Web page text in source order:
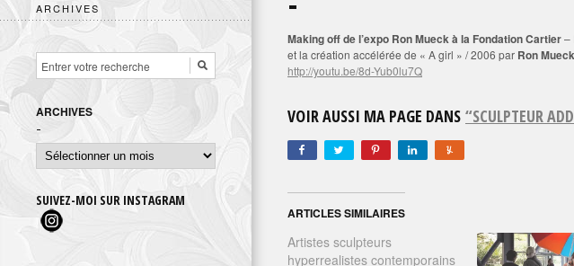
ARCHIVES
ARCHIVES
Archives
SUIVEZ-MOI SUR INSTAGRAM
Making off de l’expo Ron Mueck à la Fondation Cartier–
et la création accélérée de « A girl » / 2006 par Ron Mueck
http://youtu.be/8d-Yub0lu7Q
VOIR AUSSI MA PAGE DANS “SCULPTEUR
ARTICLES SIMILAIRES
Artistes sculpteurs
hyperrealistes contemporains